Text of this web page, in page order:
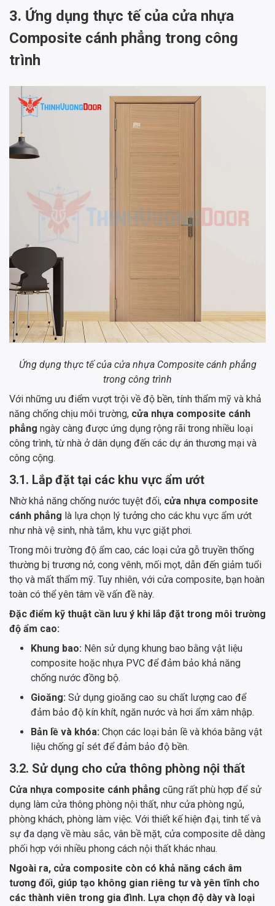
3. Ứng dụng thực tế của cửa nhựa
Composite cánh phẳng trong công
trình
Ứng dụng thực tế của cửa nhựa Composite cánh phẳng
trong công trình
Với những ưu điểm vượt trội về độ bền, tính thẩm mỹ và khả
năng chống chịu môi trường, cửa nhựa composite cánh
phẳng ngày càng được ứng dụng rộng rãi trong nhiều loại
công trình, từ nhà ở dân dụng đến các dự án thương mại và
công cộng.
3.1. Lắp đặt tại các khu vực ẩm ướt
Nhờ khả năng chống nước tuyệt đối, cửa nhựa composite
cánh phẳng là lựa chọn lý tưởng cho các khu vực ẩm ướt
như nhà vệ sinh, nhà tắm, khu vực giặt phơi.
Trong môi trường độ ẩm cao, các loại cửa gỗ truyền thống
thường bị trương nở, cong vênh, mối mọt, dẫn đến giảm tuổi
thọ và mất thẩm mỹ. Tuy nhiên, với cửa composite, bạn hoàn
toàn có thể yên tâm về vấn đề này.
Đặc điểm kỹ thuật cần lưu ý khi lắp đặt trong môi trường
độ ẩm cao:
Khung bao: Nên sử dụng khung bao bằng vật liệu
composite hoặc nhựa PVC để đảm bảo khả năng
chống nước đồng bộ.
Gioăng: Sử dụng gioăng cao su chất lượng cao để
đảm bảo độ kín khít, ngăn nước và hơi ẩm xâm nhập.
Bản lề và khóa: Chọn các loại bản lề và khóa bằng vật
liệu chống gỉ sét để đảm bảo độ bền.
3.2. Sử dụng cho cửa thông phòng nội thất
Cửa nhựa composite cánh phẳng cũng rất phù hợp để sử
dụng làm cửa thông phòng nội thất, như cửa phòng ngủ,
phòng khách, phòng làm việc. Với thiết kế hiện đại, tinh tế và
sự đa dạng về màu sắc, vân bề mặt, cửa composite dễ dàng
phối hợp với nhiều phong cách nội thất khác nhau.
Ngoài ra, cửa composite còn có khả năng cách âm
tương đối, giúp tạo không gian riêng tư và yên tĩnh cho
các thành viên trong gia đình. Lựa chọn độ dày và loại